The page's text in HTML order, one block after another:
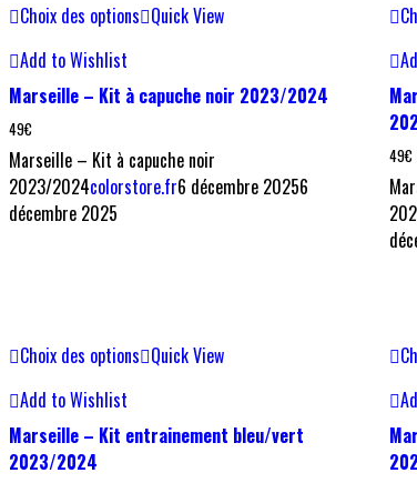
Choix des options Quick View
Add to Wishlist
Marseille – Kit à capuche noir 2023/2024
49€
Marseille – Kit à capuche noir
2023/2024colorstore.fr6 décembre 20256
décembre 2025
49€
Choix des options Quick View
Add to Wishlist
Marseille – Kit entrainement bleu/vert
2023/2024